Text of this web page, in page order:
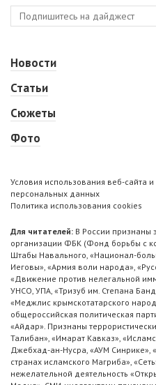
Новости
Статьи
Сюжеты
Фото
Условия использования веб-сайта
персональных данных
Политика использования cookies
Для читателей: В России признаны
организации ФБК (Фонд борьбы с
Штабы Навального, «Национал-
Иеговы», «Армия воли народа»,
«Движение против нелегальной
УНСО, УПА, «Тризуб им. Степана
«Меджлис крымскотатарского
общероссийская политическая
«Айдар». Признаны
Талибан», «Имарат Кавказ»,
Джебхад-ан-Нусра, «АУМ Синрике»,
странах исламского Магриба»,
нежелательной деятельность